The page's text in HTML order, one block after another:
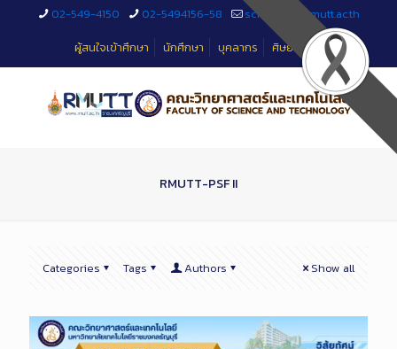
02-549-4150 02-5494156-58
sciteched@rmutt.ac.th
ผู้สนใจเข้าศึกษา
นักศึกษา บุคลากร ศิษย์เก่า
RMUTT-PSF II
Categories Tags Authors Show all